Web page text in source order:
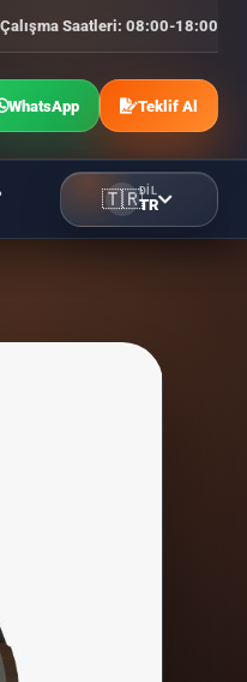
Çalışma Saatleri: 08:00-18:00
WhatsApp Teklif Al
🇹🇷DIL
TR